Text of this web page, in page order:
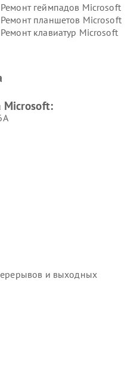
Ремонт геймпадов Microsoft
Ремонт планшетов Microsoft
Ремонт клавиатур Microsoft
Microsoft:
и выходных